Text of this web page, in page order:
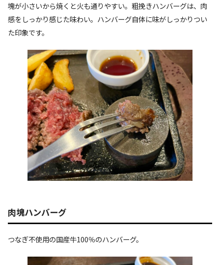
塊が小さいから焼くと火も通りやすい。粗挽きハンバーグは、肉
感をしっかり感じた味わい。ハンバーグ自体に味がしっかりつい
た印象です。
肉塊ハンバーグ
つなぎ不使用の国産牛100％のハンバーグ。